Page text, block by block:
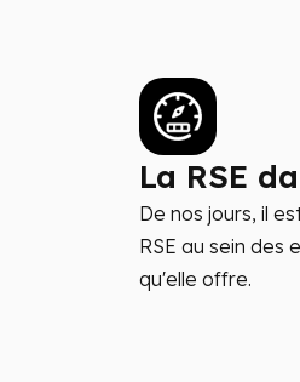
La RSE
De nos jours, il
RSE au sein
qu'elle offre.